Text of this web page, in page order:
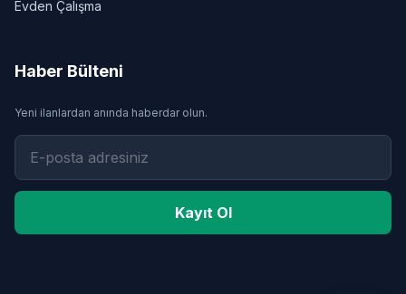
Evden Çalışma
Haber Bülteni
Yeni ilanlardan anında haberdar olun.
Kayıt Ol